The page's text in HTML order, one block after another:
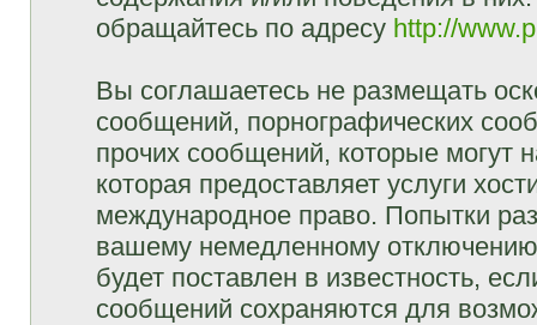
обращайтесь по адресу http://
Вы соглашаетесь не размещать
сообщений, порнографических
прочих сообщений, которые могут
которая предоставляет услуги
международное право. Попытки
вашему немедленному
будет поставлен в известность,
сообщений сохраняются для